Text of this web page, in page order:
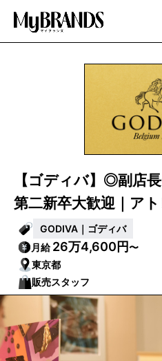
【ゴディバ】◎副店
第二新卒大歓迎｜ア
GODIVA｜ゴディバ
月給26万4,600円〜
東京都
販売スタッフ